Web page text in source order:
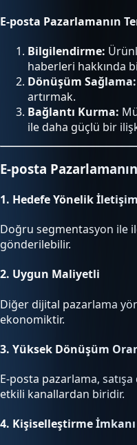
E-posta Pazarlamanın
Bilgilendirme:
haberleri hakkında
Dönüşüm Sağlama:
artırmak.
Bağlantı Kurma:
ile daha güçlü bir
E-posta
1. Hedefe Yönelik İletişim
Doğru segmentasyon ile
gönderilebilir.
2. Uygun Maliyetli
Diğer dijital pazarlama
ekonomiktir.
3. Yüksek Dönüşüm
E-posta pazarlama,
etkili kanallardan biridir.
4. Kişiselleştirme İmkanı